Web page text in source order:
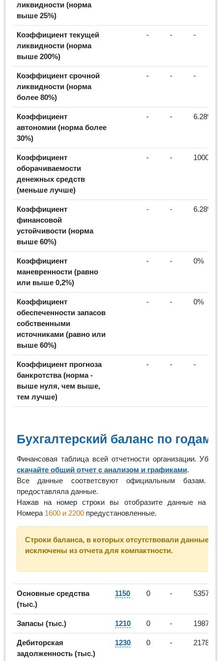
ликвидности (норма
выше 25%)
Коэффициент текущей
ликвидности (норма
выше 200%)
- - -
Коэффициент срочной
ликвидности (норма
более 80%)
- - -
Коэффициент
автономии (норма более
30%)
- - 6.28%
Коэффициент
оборачиваемости
денежных средств
(меньше лучше)
- -
Коэффициент
финансовой
устойчивости (норма
выше 60%)
- - 6.28%
Коэффициент
маневренности (равно
или выше 0,2%)
- - 0%
Коэффициент
обеспеченности запасов
собственными
источниками (равно или
выше 60%)
- - 0%
Коэффициент прогноза
банкротства (норма -
выше нуля, чем выше,
тем лучше)
- - -
Бухгалтерский баланс по годам
Финансовая таблица всей отчетности организации.
скачайте общий отчет с анализом и графиками.
Все данные соответсвуют официальным базам.
предоставляла данные.
Нажав на номер строки вы отобразите данные на
Номера 1600 и 2200 предустановленные.
Строки баланса, в которых отсутствовали данные
исключены из отчета для компактности.
Основные средства
(тыс.)
1150 0 - 5357
Запасы (тыс.) 1210 0 - 1987
Дебиторская
задолженность (тыс.)
1230 0 - 21786